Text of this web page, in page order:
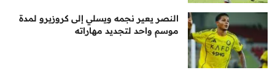
النصر يعير نجمه ويسلي إلى كروزيرو لمدة
موسم واحد لتجديد مهاراته